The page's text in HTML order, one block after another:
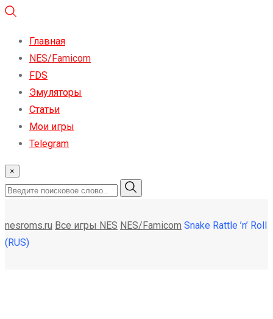
Главная
NES/Famicom
FDS
Эмуляторы
Статьи
Мои игры
Telegram
×
nesroms.ru Все игры NES NES/Famicom Snake Rattle ’n’ Roll
(RUS)